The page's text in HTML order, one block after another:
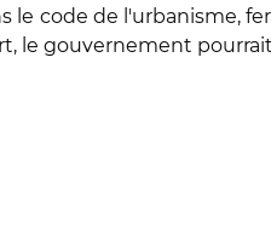
code de l'urbanisme,
le gouvernement